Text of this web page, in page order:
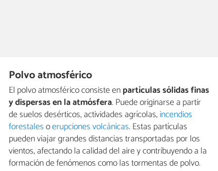
Polvo atmosférico
El polvo atmosférico consiste enpartículas sólidas finas
y dispersas en la atmósfera. Puede originarse a partir
de suelos desérticos, actividades agrícolas,incendios
forestalesoerupciones volcánicas. Estas partículas
pueden viajar grandes distancias transportadas por los
vientos, afectando la calidad del aire y contribuyendo a la
formación de fenómenos como las tormentas de polvo.